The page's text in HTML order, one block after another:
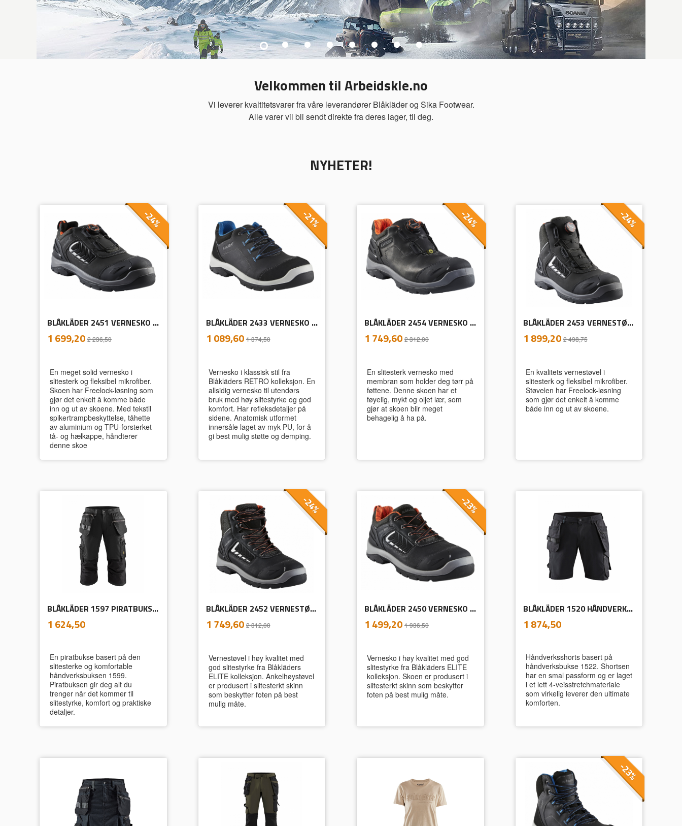
Velkommen til Arbeidskle.no
Vi leverer kvaltitetsvarer fra våre leverandører Blåkläder og Sika Footwear.
Alle varer vil bli sendt direkte fra deres lager, til deg.
NYHETER!
BLÅKLÄDER 2451 VERNESKO ELITE
Tilbud
1 699,20 2 236,50
-24%
En meget solid vernesko i
slitesterk og fleksibel mikrofiber.
Skoen har Freelock-løsning som
gjør det enkelt å komme både
inn og ut av skoene. Med tekstil
spikertrampbeskyttelse, tåhette
av aluminium og TPU-forsterket
tå- og hælkappe, håndterer
denne skoe
BLÅKLÄDER 2433 VERNESKO RETRO
Tilbud
1 089,60 1 374,50
-21%
mva.
Vernesko i klassisk stil fra
Blåkläders RETRO kolleksjon. En
allsidig vernesko til utendørs
bruk med høy slitestyrke og god
komfort. Har refleksdetaljer på
sidene. Anatomisk utformet
innersåle laget av myk PU, for å
gi best mulig støtte og demping.
BLÅKLÄDER 2454 VERNESKO ELITE WR
Tilbud
1 749,60 2 312,00
-24%
En slitesterk vernesko med
membran som holder deg tørr på
føttene. Denne skoen har et
føyelig, mykt og oljet lær, som
gjør at skoen blir meget
behagelig å ha på.
BLÅKLÄDER 2453 VERNESTØVEL ELITE
Tilbud
1 899,20 2 498,75
-24%
mva.
En kvalitets vernestøvel i
slitesterk og fleksibel mikrofiber.
Støvelen har Freelock-løsning
som gjør det enkelt å komme
både inn og ut av skoene.
BLÅKLÄDER 1597 PIRATBUKSE MED STRETCH
Pris
1 624,50mva.
En piratbukse basert på den
slitesterke og komfortable
håndverksbuksen 1599.
Piratbuksen gir deg alt du
trenger når det kommer til
slitestyrke, komfort og praktiske
detaljer.
BLÅKLÄDER 2452 VERNESTØVEL ELITE
Tilbud
1 749,60 2 312,00
-24%
mva.
Vernestøvel i høy kvalitet med
god slitestyrke fra Blåkläders
ELITE kolleksjon. Ankelhøystøvel
er produsert i slitesterkt skinn
som beskytter foten på best
mulig måte.
BLÅKLÄDER 2450 VERNESKO ELITE
Tilbud
1 499,20 1 936,50
-23%
Vernesko i høy kvalitet med god
slitestyrke fra Blåkläders ELITE
kolleksjon. Skoen er produsert i
slitesterkt skinn som beskytter
foten på best mulig måte.
BLÅKLÄDER 1520 HÅNDVERKSSHORTS I 4-VEISSTRETCH
Pris
1 874,50mva.
Håndverksshorts basert på
håndverksbukse 1522. Shortsen
har en smal passform og er laget
i et lett 4-veisstretchmateriale
som virkelig leverer den ultimate
komforten.
-23%